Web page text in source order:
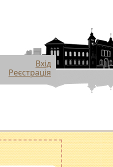
Вхід
Реєстрація